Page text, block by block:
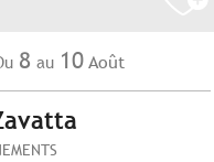
8 au 10 Août